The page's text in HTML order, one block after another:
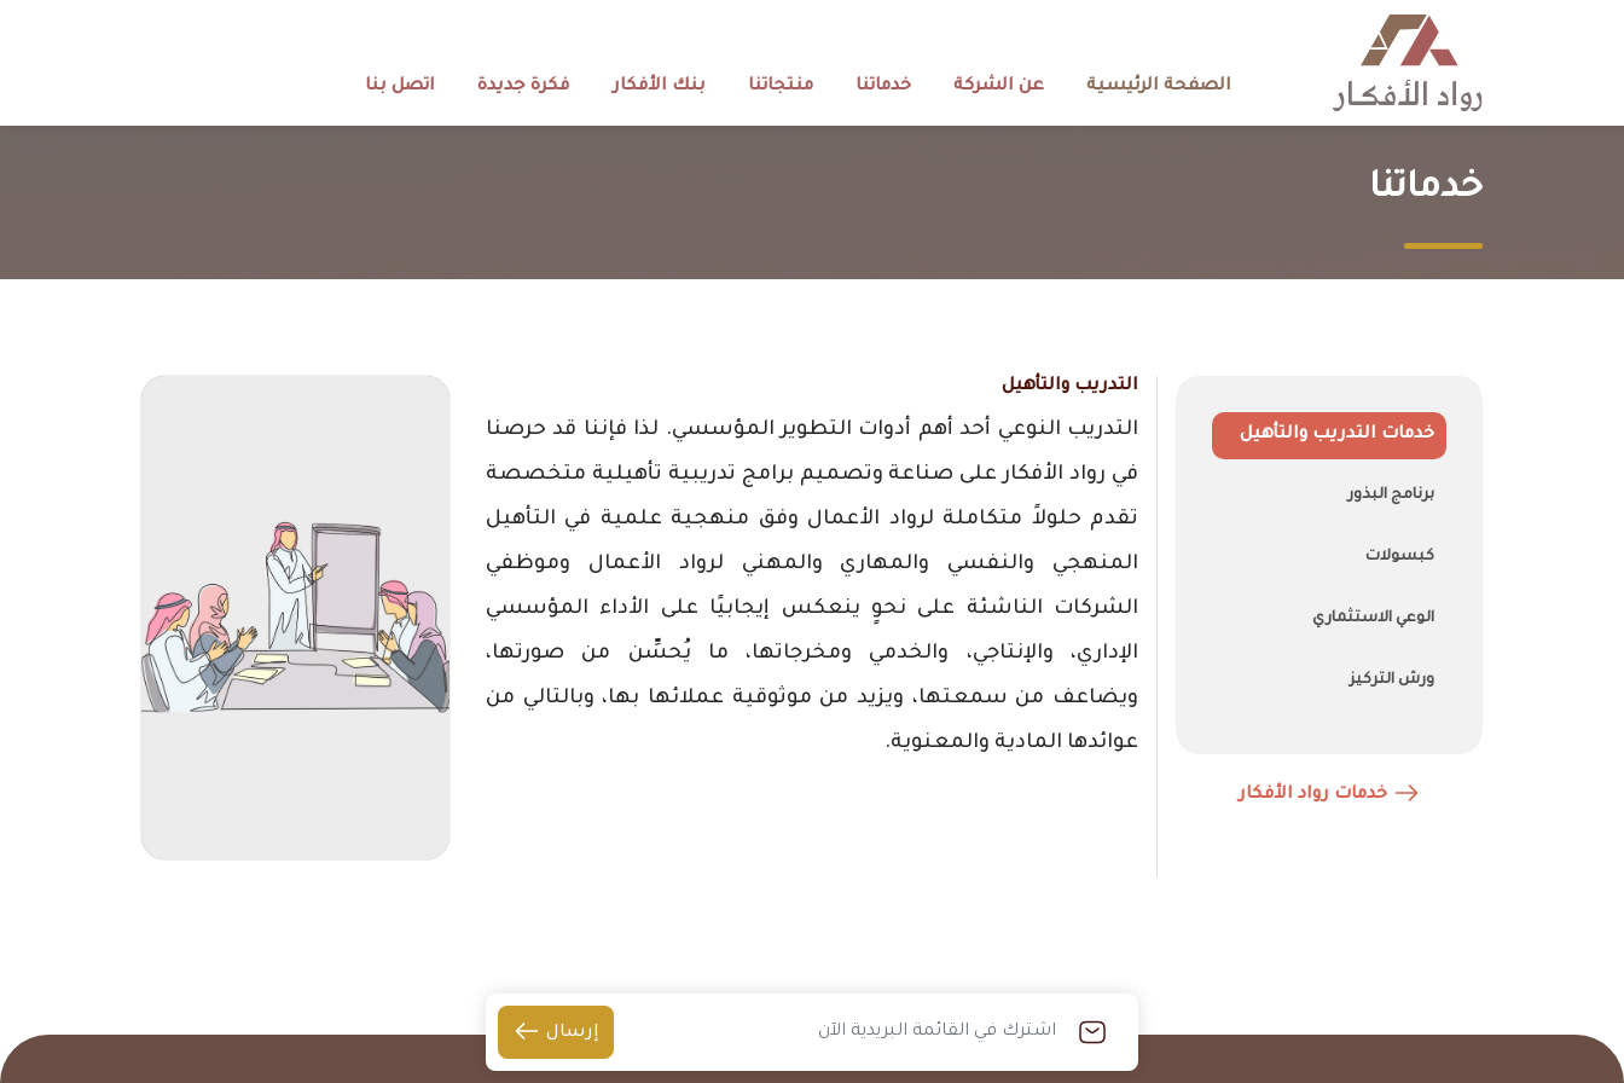
الصفحة الرئيسية عن الشركة خدماتنا منتجاتنا بنك الأفكار فكرة جديدة اتصل بنا
خدماتنا
خدمات التدريب والتأهيل
برنامج البذور
كبسولات
الوعي الاستثماري
ورش التركيز
خدمات رواد الأفكار
التدريب والتأهيل
التدريب النوعي أحد أهم أدوات التطوير المؤسسي. لذا فإننا قد حرصنا
في رواد الأفكار على صناعة وتصميم برامج تدريبية تأهيلية متخصصة
تقدم حلولاً متكاملة لرواد الأعمال وفق منهجية علمية في التأهيل
المنهجي والنفسي والمهاري والمهني لرواد الأعمال وموظفي
الشركات الناشئة على نحوٍ ينعكس إيجابيًا على الأداء المؤسسي
الإداري، والإنتاجي، والخدمي ومخرجاتها، ما يُحسِّن من صورتها،
ويضاعف من سمعتها، ويزيد من موثوقية عملائها بها، وبالتالي من
عوائدها المادية والمعنوية.
إرسال